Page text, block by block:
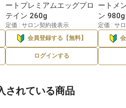
ートプレミアムエッグプロ
テイン 260g
定価 : サロン契約後表示
会員登録する【無料】
ログインする
ートメ
ン 980g
定価 : サ
されている商品